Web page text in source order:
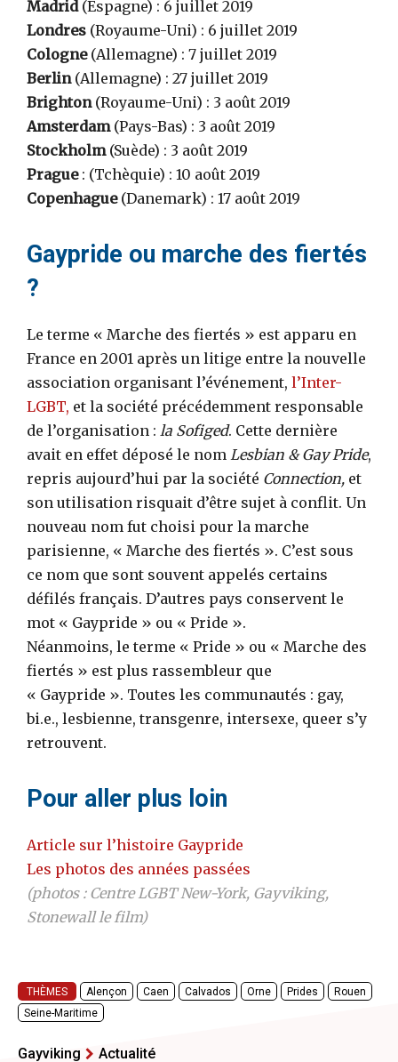
Madrid(Espagne) : 6 juillet 2019
Londres (Royaume-Uni) : 6 juillet 2019
Cologne(Allemagne) : 7 juillet 2019
Berlin(Allemagne) : 27 juillet 2019
Brighton(Royaume-Uni) : 3 août 2019
Amsterdam(Pays-Bas) : 3 août 2019
Stockholm(Suède) : 3 août 2019
Prague: (Tchèquie) : 10 août 2019
Copenhague(Danemark) : 17 août 2019
Gaypride ou marche des fiertés
?
Le terme « Marche des fiertés » est apparu en
France en 2001 après un litige entre la nouvelle
association organisant l’événement, l’Inter-
LGBT, et la société précédemment responsable
de l’organisation : la Sofiged. Cette dernière
avait en effet déposé le nom Lesbian & Gay Pride,
repris aujourd’hui par la société Connection, et
son utilisation risquait d’être sujet à conflit. Un
nouveau nom fut choisi pour la marche
parisienne, « Marche des fiertés ». C’est sous
ce nom que sont souvent appelés certains
défilés français. D’autres pays conservent le
mot « Gaypride » ou « Pride ».
Néanmoins, le terme « Pride » ou « Marche des
fiertés » est plus rassembleur que
« Gaypride ». Toutes les communautés : gay,
bi.e., lesbienne, transgenre, intersexe, queer s’y
retrouvent.
Pour aller plus loin
Article sur l’histoire Gaypride
Les photos des années passées
(photos : Centre LGBT New-York, Gayviking,
Stonewall le film)
THÈMES Alençon Caen Calvados Orne Prides
Rouen
Seine-Maritime
Gayviking Actualité